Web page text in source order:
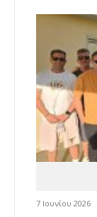
7 Ιουνίου 2026